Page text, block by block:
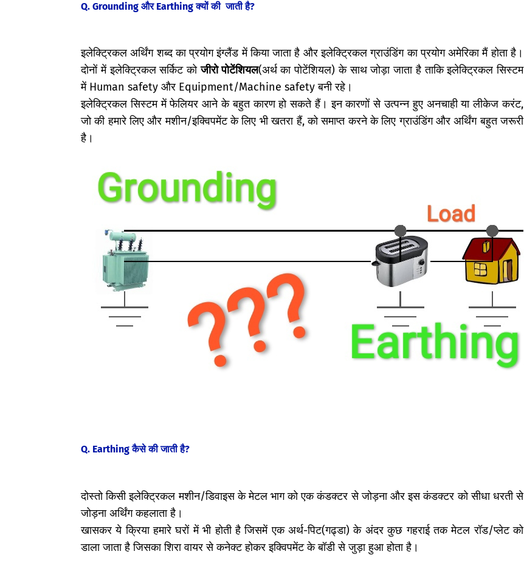
Q. Grounding और Earthing क्यों की जातीहै?
इलेक्ट्रिकल अर्थिंग शब्द का प्रयोग इंग्लैंड में किया जाता है और इलेक्ट्रिकल ग्राउंडिंग का प्रयोग अमेरिका मैं होता है।
दोनों में इलेक्ट्रिकल सर्किट कोजीरो पोटेंशियल(अर्थ का पोटेंशियल) के साथ जोड़ा जाता है ताकि इलेक्ट्रिकल सिस्टम
में Human safety और Equipment/Machine safety बनी रहे।
इलेक्ट्रिकल सिस्टम में फेलियर आने के बहुत कारण हो सकते हैं। इन कारणों से उत्पन्न हुए अनचाही या लीकेज करंट,
जो की हमारे लिए और मशीन/इक्विपमेंट के लिए भी खतरा हैं, को समाप्त करने के लिए ग्राउंडिंग और अर्थिंग बहुत जरूरी
है।
Q. Earthing कैसे की जाती है?
दोस्तो किसी इलेक्ट्रिकल मशीन/डिवाइस के मेटल भाग को एक कंडक्टर से जोड़ना और इस कंडक्टर को सीधा धरती से
जोड़ना अर्थिंग कहलाता है।
खासकर ये क्रिया हमारे घरों में भी होती है जिसमें एक अर्थ-पिट(गढ्डा) के अंदर कुछ गहराई तक मेटल रॉड/प्लेट को
डाला जाता है जिसका शिरा वायर से कनेक्ट होकर इक्विपमेंट के बॉडी से जुड़ा हुआ होता है।